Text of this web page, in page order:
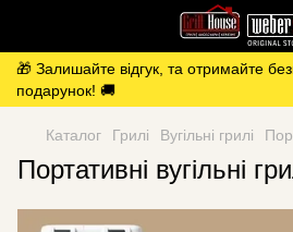
🎁 Залишайте відгук, та отримайте
подарунок! 🚚
Каталог Грилі Вугільні грилі
Портативні вугільні